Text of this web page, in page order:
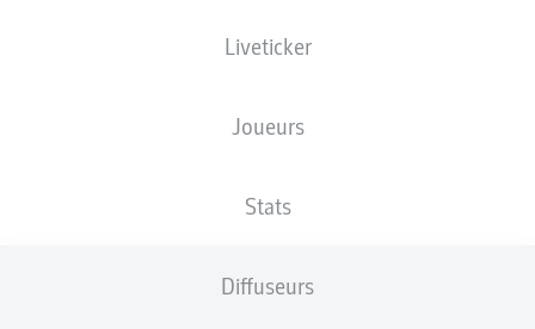
Liveticker
Joueurs
Stats
Diffuseurs